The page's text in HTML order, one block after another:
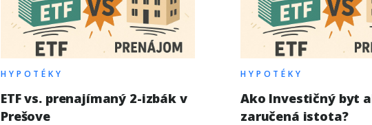
HYPOTÉKY
ETF vs. prenajímaný 2-izbák v
Prešove
HYPOTÉKY
Ako Investičný byt
zaručená istota?